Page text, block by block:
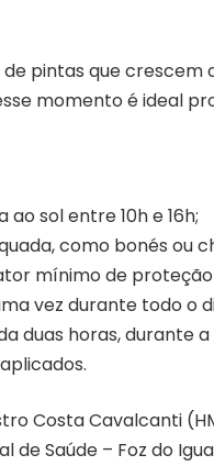
pintas que
momento é ideal
sol entre 10h e 16h;
como bonés ou
mínimo de proteção
vez durante todo o
duas horas, durante
Costa Cavalcanti
de Saúde – Foz do